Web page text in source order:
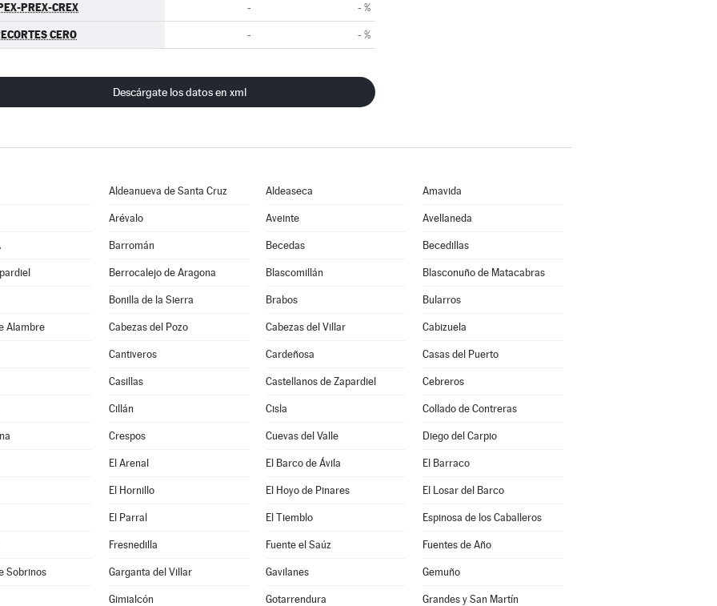
PREX-CREX - - %
CERO - - %
Descárgate los datos en xml
Aldeanueva de Santa Cruz Aldeaseca Amavida
Arévalo Aveinte Avellaneda
Barromán Becedas Becedillas
Berrocalejo de Aragona Blascomillán Blasconuño de Matacabras
Bonilla de la Sierra Brabos Bularros
Alambre Cabezas del Pozo Cabezas del Villar Cabizuela
Cantiveros Cardeñosa Casas del Puerto
Casillas Castellanos de Zapardiel Cebreros
Cillán Cisla Collado de Contreras
Crespos Cuevas del Valle Diego del Carpio
El Arenal El Barco de Ávila El Barraco
El Hornillo El Hoyo de Pinares El Losar del Barco
El Parral El Tiemblo Espinosa de los Caballeros
Fresnedilla Fuente el Saúz Fuentes de Año
Sobrinos Garganta del Villar Gavilanes Gemuño
Gimialcón Gotarrendura Grandes y San Martín